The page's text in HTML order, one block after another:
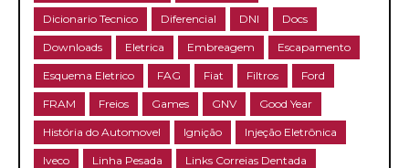
Dicionario Tecnico Diferencial DNI Docs
Downloads Eletrica Embreagem Escapamento
Esquema Eletrico FAG Fiat Filtros Ford
FRAM Freios Games GNV Good Year
História do Automovel Ignição Injeção Eletrônica
Iveco Linha Pesada Links Correias Dentada